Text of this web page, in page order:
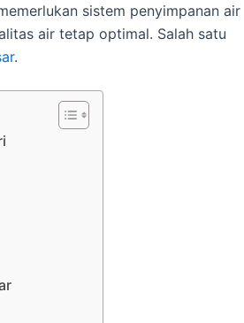
sistem penyimpanan air
air tetap optimal. Salah satu
.